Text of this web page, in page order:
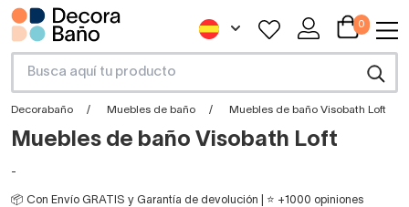
0
Decorabaño Muebles de baño Muebles de baño Visobath Loft
Muebles de baño Visobath Loft
-
📦 Con Envío GRATIS y Garantía de devolución | ⭐ +1000 opiniones